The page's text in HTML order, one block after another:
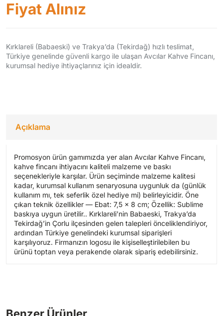
Fiyat Alınız
Kırklareli (Babaeski) ve Trakya’da (Tekirdağ) hızlı teslimat,
Türkiye genelinde güvenli kargo ile ulaşan Avcılar Kahve Fincanı,
kurumsal hediye ihtiyaçlarınız için idealdir.
Açıklama
Promosyon ürün gamımızda yer alan Avcılar Kahve Fincanı,
kahve fincanı ihtiyacını kaliteli malzeme ve baskı
seçenekleriyle karşılar. Ürün seçiminde malzeme kalitesi
kadar, kurumsal kullanım senaryosuna uygunluk da (günlük
kullanım mı, tek seferlik özel hediye mi) belirleyicidir. Öne
çıkan teknik özellikler — Ebat: 7,5 x 8 cm; Özellik: Sublime
baskıya uygun üretilir.. Kırklareli’nin Babaeski, Trakya’da
Tekirdağ’in Çorlu ilçesinden gelen talepleri önceliklendiriyor,
ardından Türkiye genelindeki kurumsal siparişleri
karşılıyoruz. Firmanızın logosu ile kişiselleştirilebilen bu
ürünü toptan veya perakende olarak sipariş edebilirsiniz.